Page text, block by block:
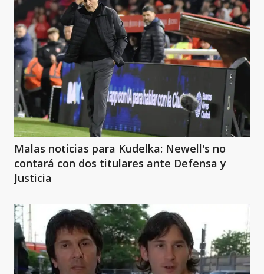
Malas noticias para Kudelka: Newell's no
contará con dos titulares ante Defensa y
Justicia